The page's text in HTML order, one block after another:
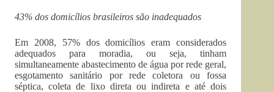
43% dos domicílios brasileiros são inadequados
Em 2008, 57% dos domicílios eram considerados
adequados para moradia, ou seja, tinham
simultaneamente abastecimento de água por rede geral,
esgotamento sanitário por rede coletora ou fossa
séptica, coleta de lixo direta ou indireta e até dois